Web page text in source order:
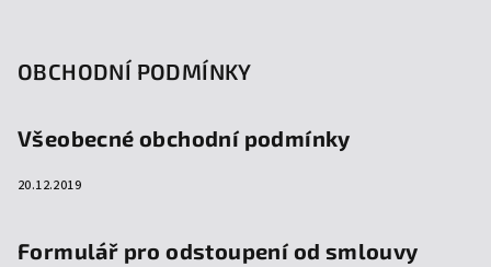
OBCHODNÍ PODMÍNKY
Všeobecné obchodní podmínky
20.12.2019
Formulář pro odstoupení od smlouvy